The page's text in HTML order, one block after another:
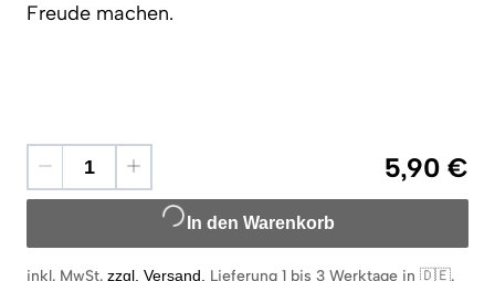
Freude machen.
5,90 €
In den Warenkorb
inkl. MwSt. zzgl. Versand. Lieferung 1 bis 3 Werktage in 🇩🇪.